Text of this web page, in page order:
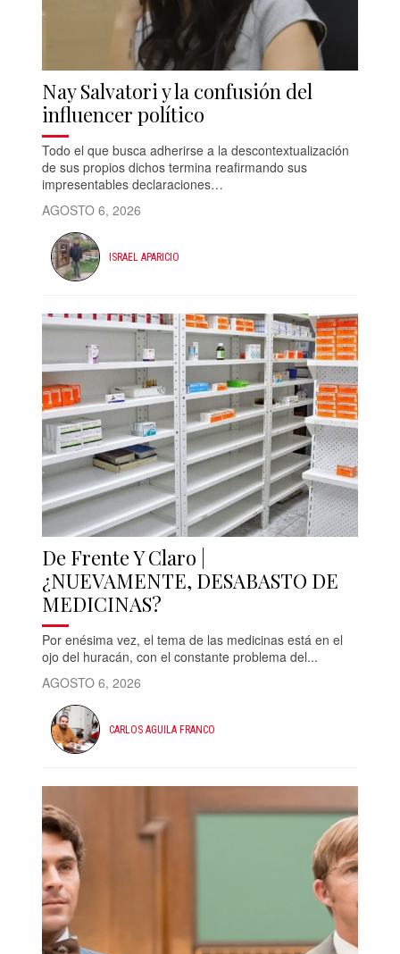
Nay Salvatori y la confusión del
influencer político
Todo el que busca adherirse a la descontextualización
de sus propios dichos termina reafirmando sus
impresentables declaraciones…
AGOSTO 6, 2026
ISRAEL APARICIO
De Frente Y Claro |
¿NUEVAMENTE, DESABASTO DE
MEDICINAS?
Por enésima vez, el tema de las medicinas está en el
ojo del huracán, con el constante problema del...
AGOSTO 6, 2026
CARLOS AGUILA FRANCO